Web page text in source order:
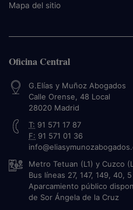
Mapa del sitio
Oficina Central
G.Elías y Muñoz Abogados
Calle Orense, 48 Local
28020 Madrid
T: 91 571 17 87
F: 91 571 01 36
Metro Tetuan (L1) y Cuzco
Bus líneas 27, 147, 149, 40, 5
Aparcamiento público
de Sor Ángela de la Cruz